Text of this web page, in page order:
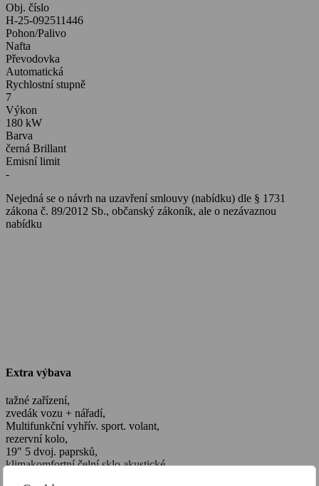
Obj. číslo
H-25-092511446
Pohon/Palivo
Nafta
Převodovka
Automatická
Rychlostní stupně
7
Výkon
180 kW
Barva
černá Brillant
Emisní limit
-
Nejedná se o návrh na uzavření smlouvy (nabídku) dle § 1731
zákona č. 89/2012 Sb., občanský zákoník, ale o nezávaznou
nabídku
Extra výbava
tažné zařízení,
zvedák vozu + nářadí,
Multifunkční vyhřív. sport. volant,
rezervní kolo,
19" 5 dvoj. paprsků,
klimakomfortní čelní sklo akustické,